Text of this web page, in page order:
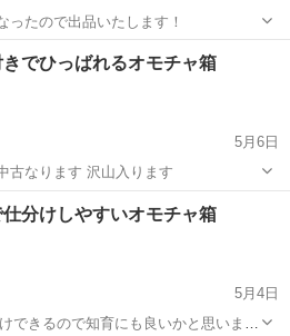
ったので出品いたします！
収納家具
でひっばれるオモチャ箱
5月6日
にも小さい収納がついます 中古なります 沢山入ります
収納家具 付き
分けしやすいオモチャ箱
5月4日
できるので知育にも良いかと思いま